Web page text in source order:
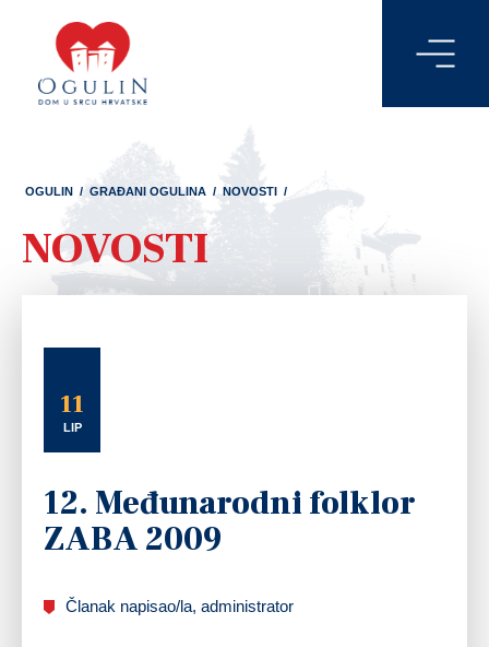
OGULIN / GRAĐANI OGULINA / NOVOSTI /
NOVOSTI
11
LIP
12. Međunarodni folklor
ZABA 2009
Članak napisao/la, administrator